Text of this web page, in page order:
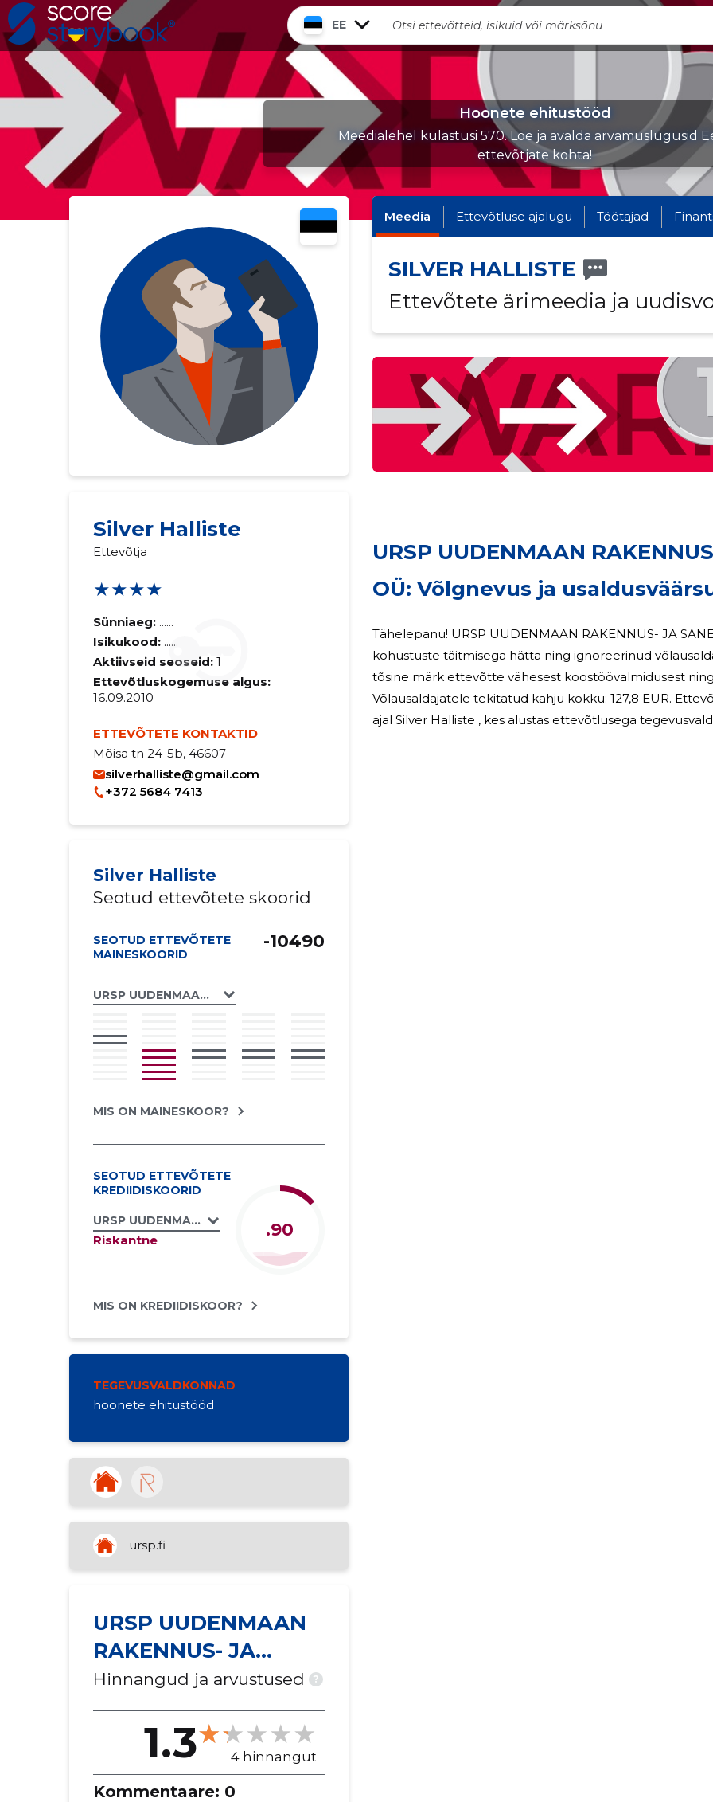
EE
Hoonete ehitustööd
Meedialehel külastusi 570. Loe ja avalda arvamuslugusid
ettevõtjate kohta!
Silver Halliste
Ettevõtja
★★★★
Sünniaeg: ......
Isikukood: ......
Aktiivseid seoseid: 1
Ettevõtluskogemuse algus:
16.09.2010
ETTEVÕTETE KONTAKTID
Mõisa tn 24-5b, 46607
silverhalliste@gmail.com
+372 5684 7413
Silver Halliste
Seotud ettevõtete skoorid
SEOTUD ETTEVÕTETE
MAINESKOORID
URSP UUDENMAAN RAKENNUS- JA SANEERAUSPALVELU OÜ
-10490
MIS ON MAINESKOOR?
SEOTUD ETTEVÕTETE
KREDIIDISKOORID
URSP UUDENMAAN RAKENNUS- JA SANEERAUSPALVELU OÜ
Riskantne .90
MIS ON KREDIIDISKOOR?
TEGEVUSVALDKONNAD
hoonete ehitustööd
ursp.fi
URSP UUDENMAAN
RAKENNUS- JA
SANEERAUSPALVEL
U OÜ
Hinnangud ja arvustused ?
1.3 4 hinnangut
Kommentaare: 0
Meedia Ettevõtluse ajalugu Töötajad
SILVER HALLISTE
Ettevõtete ärimeedia ja
URSP UUDENMAAN
OÜ: Võlgnevus ja
Tähelepanu! URSP UUDENMAAN RAKENNUS- JA SANEERAUSPALVELU OÜ on jäänud oma
kohustuste täitmisega hätta ning ignoreerinud
tõsine märk ettevõtte vähesest koostöövalmidusest
Võlausaldajatele tekitatud kahju kokku: 127,8 EUR. Ettevõtte juhtkonda kuulus võlgnevuste tekkimise
ajal Silver Halliste , kes alustas ettevõtlusega tegevusvaldkonnas: Enda kinnisvara ost ja müük - 16 aastat